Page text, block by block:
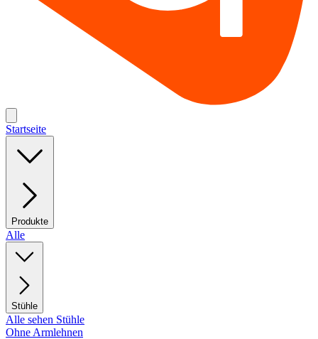
Startseite
Produkte
Alle
Stühle
Alle sehen Stühle
Ohne Armlehnen